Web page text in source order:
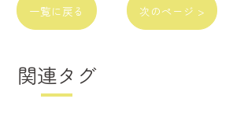
一覧に戻る 次のページ >
関連タグ